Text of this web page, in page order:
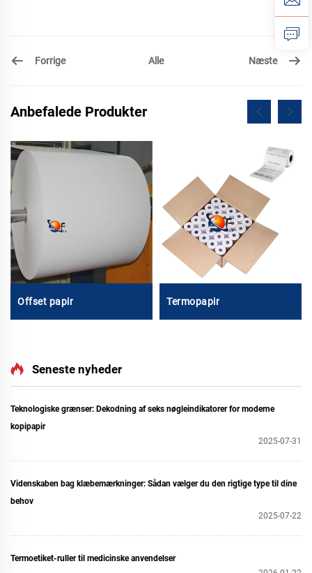
Forrige Alle Næste
Anbefalede Produkter
Offset papir Termopapir
Seneste nyheder
Teknologiske grænser: Dekodning af seks nøgleindikatorer for moderne
kopipapir
2025-07-31
Videnskaben bag klæbemærkninger: Sådan vælger du den rigtige type til dine
behov
2025-07-22
Termoetiket-ruller til medicinske anvendelser